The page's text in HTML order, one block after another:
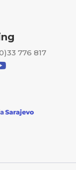
776 817